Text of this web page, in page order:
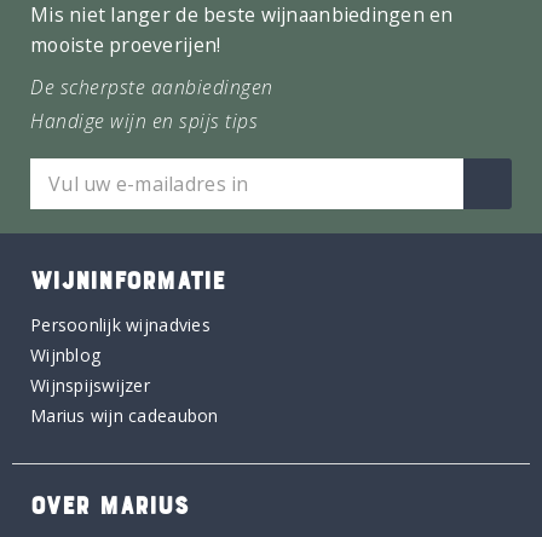
Mis niet langer de beste wijnaanbiedingen en
mooiste proeverijen!
De scherpste aanbiedingen
Handige wijn en spijs tips
WIJNINFORMATIE
Persoonlijk wijnadvies
Wijnblog
Wijnspijswijzer
Marius wijn cadeaubon
OVER MARIUS